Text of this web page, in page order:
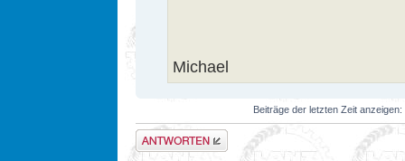
Michael
Beiträge der letzten Zeit anzeigen:
Antwort erstellen